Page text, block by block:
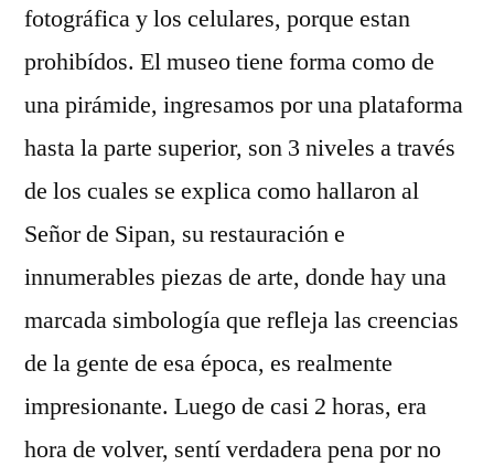
fotográfica y los celulares, porque estan
prohibídos. El museo tiene forma como de
una pirámide, ingresamos por una plataforma
hasta la parte superior, son 3 niveles a través
de los cuales se explica como hallaron al
Señor de Sipan, su restauración e
innumerables piezas de arte, donde hay una
marcada simbología que refleja las creencias
de la gente de esa época, es realmente
impresionante. Luego de casi 2 horas, era
hora de volver, sentí verdadera pena por no